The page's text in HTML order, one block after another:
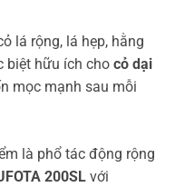
lá rộng, lá hẹp, hằng
biệt hữu ích cho cỏ dại
mọc mạnh sau mỗi
là phổ tác động rộng
200SL với